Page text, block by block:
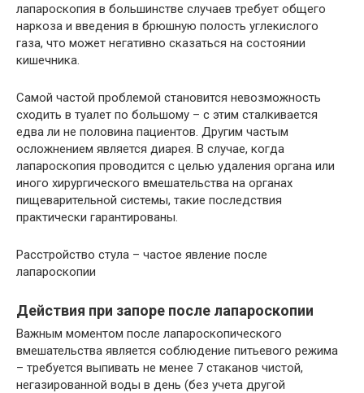
лапароскопия в большинстве случаев требует общего
наркоза и введения в брюшную полость углекислого
газа, что может негативно сказаться на состоянии
кишечника.
Самой частой проблемой становится невозможность
сходить в туалет по большому – с этим сталкивается
едва ли не половина пациентов. Другим частым
осложнением является диарея. В случае, когда
лапароскопия проводится с целью удаления органа или
иного хирургического вмешательства на органах
пищеварительной системы, такие последствия
практически гарантированы.
Расстройство стула – частое явление после
лапароскопии
Действия при запоре после лапароскопии
Важным моментом после лапароскопического
вмешательства является соблюдение питьевого режима
– требуется выпивать не менее 7 стаканов чистой,
негазированной воды в день (без учета другой